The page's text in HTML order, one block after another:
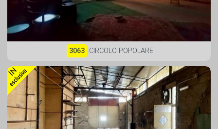
3063 CIRCOLO POPOLARE